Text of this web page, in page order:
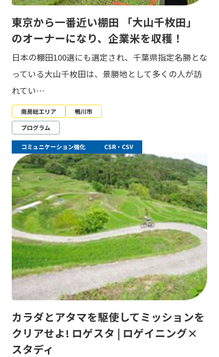
東京から一番近い棚田 「大山千枚田」
のオーナーになり、企業米を収穫！
日本の棚田100選にも選定され、千葉県指定名勝とな
っている大山千枚田は、景勝地として多くの人が訪
れてい…
南房総エリア
鴨川市
プログラム
コミュニケーション強化 CSR・CSV
カラダとアタマを駆使してミッションを
クリアせよ! ロゲスタ | ロゲイニング×
スタディ